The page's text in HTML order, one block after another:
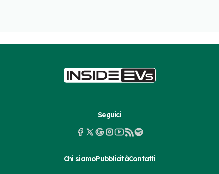
Seguici
Chi siamoPubblicitàContatti